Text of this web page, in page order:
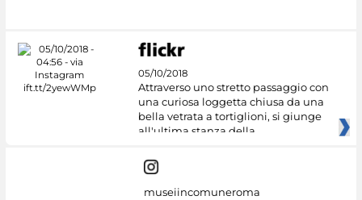
05/10/2018
Attraverso uno stretto passaggio con
una curiosa loggetta chiusa da una
bella vetrata a tortiglioni, si giunge
all'ultima stanza della
museiincomuneroma